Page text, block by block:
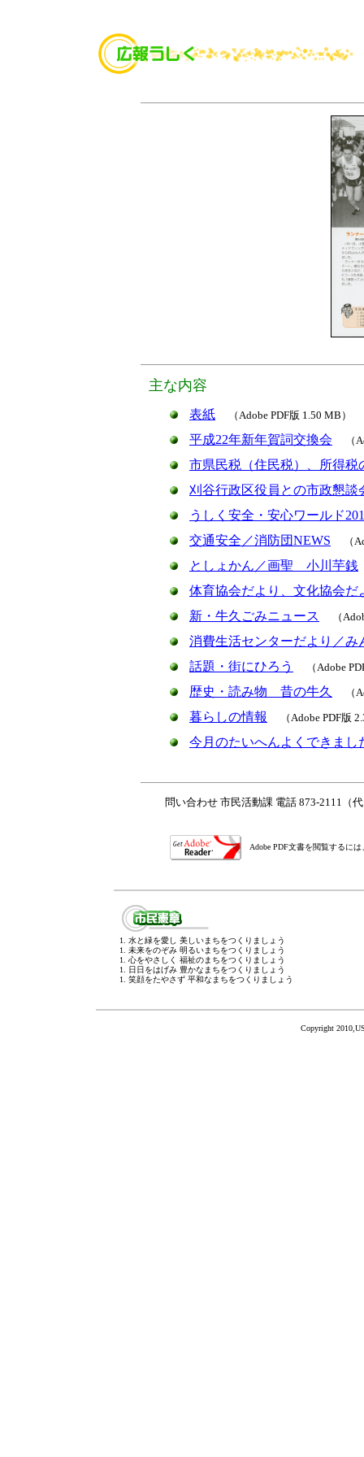
主な内容
表紙 （Adobe PDF版 1.50 MB）
平成22年新年賀詞交換会 （
市県民税（住民税）、所得税
刈谷行政区役員との市政懇談
うしく安全・安心ワールド
交通安全／消防団NEWS
（
としょかん／画聖 小川芋銭
体育協会だより、文化協会だ
新・牛久ごみニュース
（
消費生活センターだより／み
話題・街にひろう
（Adobe
歴史・読み物 昔の牛久 （
暮らしの情報 （Adobe PDF版
今月のたいへんよくできまし
問い合わせ 市民活動課 電話 873-2111
Adobe PDF文書を閲覧するに
1. 水と緑を愛し 美しいまちをつくりましょう
1. 未来をのぞみ 明るいまちをつくりましょう
1. 心をやさしく 福祉のまちをつくりましょう
1. 日日をはげみ 豊かなまちをつくりましょう
1. 笑顔をたやさず 平和なまちをつくりましょう
Copyright